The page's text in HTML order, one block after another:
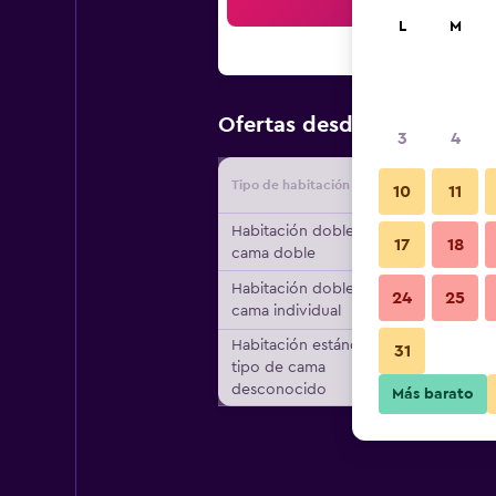
Ofertas desde Oferta
Tipo de habitación
Habitación doble, 1
cama doble
Habitación doble, 1
cama individual
Habitación estándar,
tipo de cama
desconocido
L M
3 4
10 11
17 18
24 25
31
Más barato